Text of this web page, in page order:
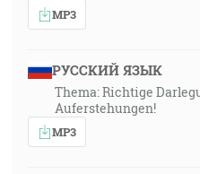
MP3
РУССКИЙ ЯЗЫК
Thema: Richtige
Auferstehungen!
MP3